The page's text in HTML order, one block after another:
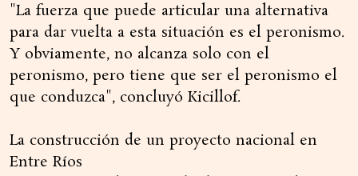
"La fuerza que puede articular una alternativa
para dar vuelta a esta situación es el peronismo.
Y obviamente, no alcanza solo con el
peronismo, pero tiene que ser el peronismo el
que conduzca", concluyó Kicillof.
La construcción de un proyecto nacional en
Entre Ríos